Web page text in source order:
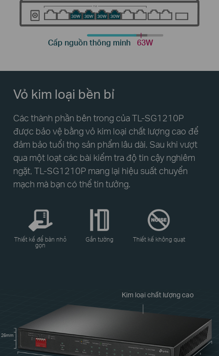
Cấp nguồn thông minh 63W
Kim loại chất lượng cao
26mm
Vỏ kim loại bền bỉ
Các thành phần bên trong của TL-SG1210P
được bảo vệ bằng vỏ kim loại chất lượng cao để
đảm bảo tuổi thọ sản phẩm lâu dài. Sau khi vượt
qua một loạt các bài kiểm tra độ tin cậy nghiêm
ngặt, TL-SG1210P mang lại hiệu suất chuyển
mạch mà bạn có thể tin tưởng.
Thiết kế để bàn nhỏ
gọn
Gắn tường Thiết kế không quạt